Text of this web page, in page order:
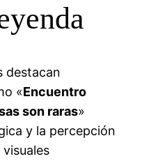
destacan
«Encuentro
son raras»
y la percepción